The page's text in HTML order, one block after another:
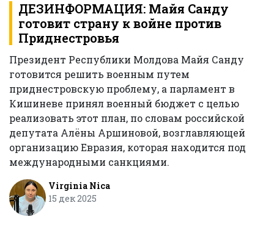
ДЕЗИНФОРМАЦИЯ: Майя Санду
готовит страну к войне против
Приднестровья
Президент Республики Молдова Майя Санду
готовится решить военным путем
приднестровскую проблему, а парламент в
Кишиневе принял военный бюджет с целью
реализовать этот план, по словам российской
депутата Алёны Аршиновой, возглавляющей
организацию Евразия, которая находится под
международными санкциями.
Virginia Nica
15 дек 2025